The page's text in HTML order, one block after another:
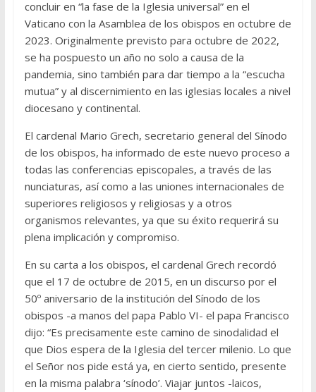
concluir en “la fase de la Iglesia universal” en el
Vaticano con la Asamblea de los obispos en octubre de
2023. Originalmente previsto para octubre de 2022,
se ha pospuesto un año no solo a causa de la
pandemia, sino también para dar tiempo a la “escucha
mutua” y al discernimiento en las iglesias locales a nivel
diocesano y continental.
El cardenal Mario Grech, secretario general del Sínodo
de los obispos, ha informado de este nuevo proceso a
todas las conferencias episcopales, a través de las
nunciaturas, así como a las uniones internacionales de
superiores religiosos y religiosas y a otros
organismos relevantes, ya que su éxito requerirá su
plena implicación y compromiso.
En su carta a los obispos, el cardenal Grech recordó
que el 17 de octubre de 2015, en un discurso por el
50º aniversario de la institución del Sínodo de los
obispos -a manos del papa Pablo VI- el papa Francisco
dijo: “Es precisamente este camino de sinodalidad el
que Dios espera de la Iglesia del tercer milenio. Lo que
el Señor nos pide está ya, en cierto sentido, presente
en la misma palabra ‘sínodo’. Viajar juntos -laicos,